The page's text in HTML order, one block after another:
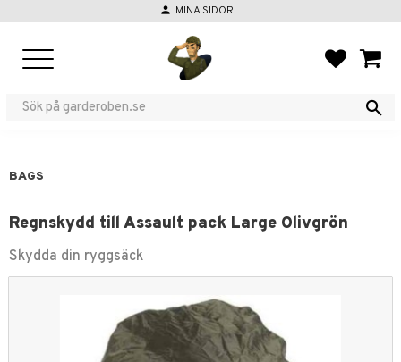
person MINA SIDOR
BAGS
Regnskydd till Assault pack Large Olivgrön
Skydda din ryggsäck